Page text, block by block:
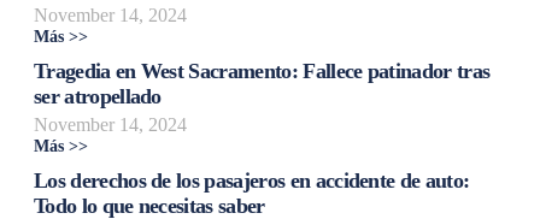
November 14, 2024
Más >>
Tragedia en West Sacramento: Fallece patinador tras
ser atropellado
November 14, 2024
Más >>
Los derechos de los pasajeros en accidente de auto:
Todo lo que necesitas saber